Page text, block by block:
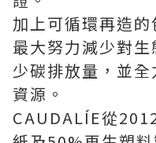
加上可循環再造
最大努力減少對
少碳排放量，並
資源。
CAUDALÍE從